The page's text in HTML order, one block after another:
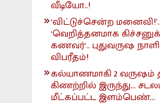
வீடியோ..!
‘விட்டுச்சென்ற மனைவி!’..
‘வெறித்தனமாக
கணவர்‘.. புதுவருஷ
விபரீதம்!
கல்யாணமாகி 2 வருஷம்
கிணற்றில் இருந்து...
மீட்கப்பட்ட இளம்பெண்...